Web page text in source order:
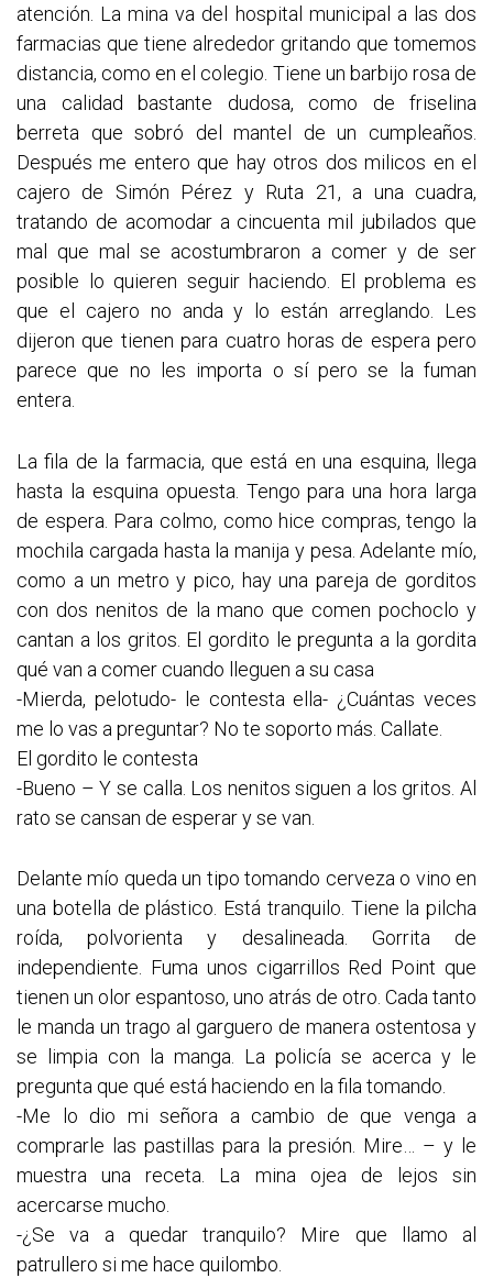
atención. La mina va del hospital municipal a las dos
farmacias que tiene alrededor gritando que tomemos
distancia, como en el colegio. Tiene un barbijo rosa de
una calidad bastante dudosa, como de friselina
berreta que sobró del mantel de un cumpleaños.
Después me entero que hay otros dos milicos en el
cajero de Simón Pérez y Ruta 21, a una cuadra,
tratando de acomodar a cincuenta mil jubilados que
mal que mal se acostumbraron a comer y de ser
posible lo quieren seguir haciendo. El problema es
que el cajero no anda y lo están arreglando. Les
dijeron que tienen para cuatro horas de espera pero
parece que no les importa o sí pero se la fuman
entera.
La fila de la farmacia, que está en una esquina, llega
hasta la esquina opuesta. Tengo para una hora larga
de espera. Para colmo, como hice compras, tengo la
mochila cargada hasta la manija y pesa. Adelante mío,
como a un metro y pico, hay una pareja de gorditos
con dos nenitos de la mano que comen pochoclo y
cantan a los gritos. El gordito le pregunta a la gordita
qué van a comer cuando lleguen a su casa
-Mierda, pelotudo- le contesta ella- ¿Cuántas veces
me lo vas a preguntar? No te soporto más. Callate.
El gordito le contesta
-Bueno – Y se calla. Los nenitos siguen a los gritos. Al
rato se cansan de esperar y se van.
Delante mío queda un tipo tomando cerveza o vino en
una botella de plástico. Está tranquilo. Tiene la pilcha
roída, polvorienta y desalineada. Gorrita de
independiente. Fuma unos cigarrillos Red Point que
tienen un olor espantoso, uno atrás de otro. Cada tanto
le manda un trago al garguero de manera ostentosa y
se limpia con la manga. La policía se acerca y le
pregunta que qué está haciendo en la fila tomando.
-Me lo dio mi señora a cambio de que venga a
comprarle las pastillas para la presión. Mire… – y le
muestra una receta. La mina ojea de lejos sin
acercarse mucho.
-¿Se va a quedar tranquilo? Mire que llamo al
patrullero si me hace quilombo.